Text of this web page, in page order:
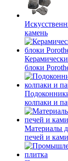
камень
блоки
колпаки и
Материалы
печей и